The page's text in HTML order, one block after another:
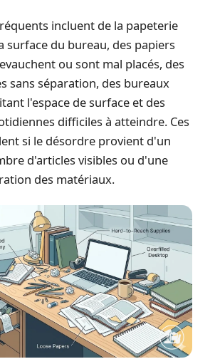
incluent de la papeterie
surface du bureau, des papiers
ou sont mal placés, des
sans séparation, des bureaux
l'espace de surface et des
difficiles à atteindre. Ces
si le désordre provient d'un
d'articles visibles ou d'une
des matériaux.